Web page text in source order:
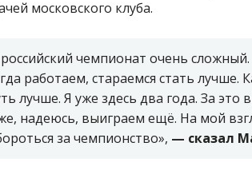
московского клуба.
чемпионат очень
работаем, стараемся стать
лучше. Я уже здесь два года. За это
надеюсь, выиграем ещё. На мой
за чемпионство», — сказал